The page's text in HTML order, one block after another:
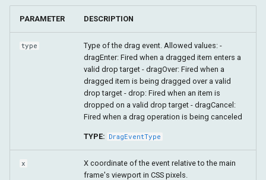
PARAMETER DESCRIPTION
type
Type of the drag event. Allowed values: -
dragEnter: Fired when a dragged item enters a
valid drop target - dragOver: Fired when a
dragged item is being dragged over a valid
drop target - drop: Fired when an item is
dropped on a valid drop target - dragCancel:
Fired when a drag operation is being canceled
TYPE: DragEventType
x
X coordinate of the event relative to the main
frame's viewport in CSS pixels.